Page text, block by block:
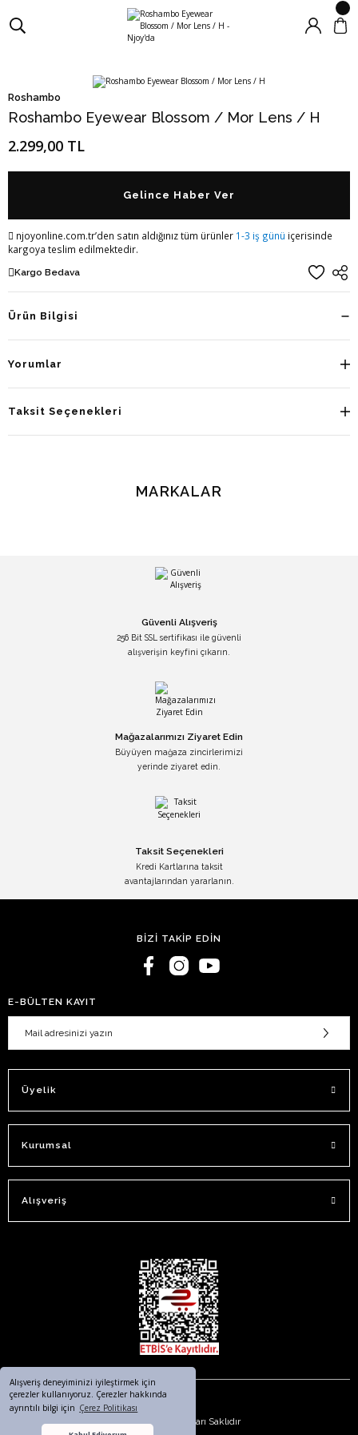
Alışveriş deneyiminizi iyileştirmek için
çerezler kullanıyoruz. Çerezler hakkında
ayrıntılı bilgi için Çerez Politikası
Roshambo
Roshambo Eyewear Blossom / Mor Lens / H
2.299,00 TL
Gelince Haber Ver
njoyonline.com.tr’den satın aldığınız tüm ürünler 1-3 iş günü içerisinde
kargoya teslim edilmektedir.
Kargo Bedava
Ürün Bilgisi
Yorumlar
Taksit Seçenekleri
MARKALAR
Güvenli Alışveriş
256 Bit SSL sertifikası ile güvenli
alışverişin keyfini çıkarın.
Mağazalarımızı Ziyaret Edin
Büyüyen mağaza zincirlerimizi
yerinde ziyaret edin.
Taksit Seçenekleri
Kredi Kartlarına taksit
avantajlarından yararlanın.
BİZİ TAKİP EDİN
E-BÜLTEN KAYIT
Üyelik
Kurumsal
Alışveriş
© 2023. Tüm Hakları Saklıdır